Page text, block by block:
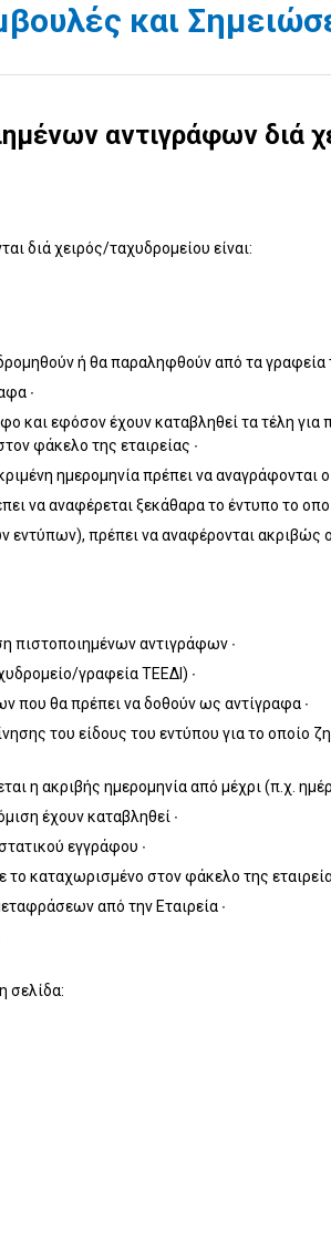
και
αντιγράφων διά
διά χειρός/ταχυδρομείου είναι:
ή θα παραληφθούν από τα γραφεία
∙
και εφόσον έχουν καταβληθεί τα τέλη
φάκελο της εταιρείας ∙
ημερομηνία πρέπει να αναγράφονται
να αναφέρεται ξεκάθαρα το έντυπο το
πρέπει να αναφέρονται ακριβώς
πιστοποιημένων αντιγράφων ∙
γραφεία ΤΕΕΔΙ) ∙
θα πρέπει να δοθούν ως αντίγραφα ∙
του είδους του εντύπου για το οποίο
η ακριβής ημερομηνία από μέχρι (π.χ.
έχουν καταβληθεί ∙
εγγράφου ∙
το καταχωρισμένο στον φάκελο της
από την Εταιρεία ∙
σελίδα: